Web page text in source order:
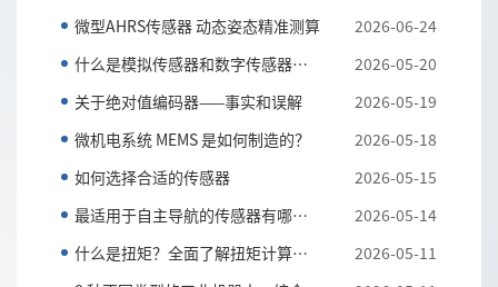
微型AHRS传感器 动态姿态精准测算
2026-06-24
什么是模拟传感器和数字传感器？以及它们的主要区别
2026-05-20
关于绝对值编码器——事实和误解
2026-05-19
微机电系统 MEMS 是如何制造的？
2026-05-18
如何选择合适的传感器
2026-05-15
最适用于自主导航的传感器有哪些？
2026-05-14
什么是扭矩？全面了解扭矩计算和应用知识
2026-05-11